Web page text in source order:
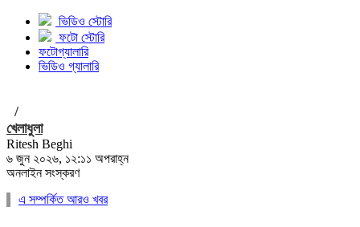
ভিডিও স্টোরি
ফটো স্টোরি
ফটোগ্যালারি
ভিডিও গ্যালারি
/
খেলাধুলা
Ritesh Beghi
৬ জুন ২০২৬, ১২:১১ অপরাহ্ন
অনলাইন সংস্করণ
এ সম্পর্কিত আরও খবর